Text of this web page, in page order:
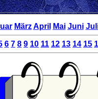
März April Mai Juni
6 7 8 9 10 11 12 13 14 15